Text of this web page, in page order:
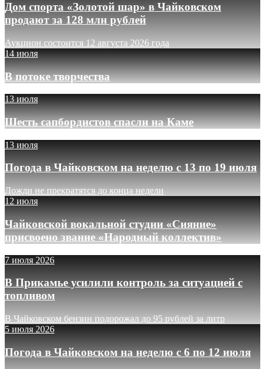
Дом спорта «Золотой шар» в Чайковском
продают за 128 млн рублей
Аукцион состоится 12 августа 2026 года
14 июля
В потоке творчества
13 июля
Шесть сапбордистов спасли на Каме
13 июля
Погода в Чайковском на неделю с 13 по 19 июля
Дожди не прекратятся до конца недели
12 июля
Чайковской вокальной студии «Сияние»
присвоено звание «Народный коллектив»
7 июля 2026
В Прикамье усилили контроль за ситуацией с
топливом
В Чайковском бензин подорожал до 95 рублей за литр
5 июля 2026
Погода в Чайковском на неделю с 6 по 12 июля